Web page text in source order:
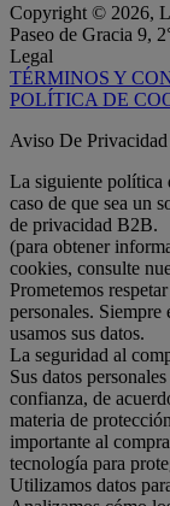
Copyright © 2026,
Paseo de Gracia 9,
Legal
TÉRMINOS Y
POLÍTICA DE
Aviso De
La siguiente política
caso de que sea un
de privacidad B2B.
(para obtener
cookies, consulte
Prometemos
personales. Siempre
usamos sus datos.
La seguridad al
Sus datos
confianza, de
materia de
importante al
tecnología para
Utilizamos datos